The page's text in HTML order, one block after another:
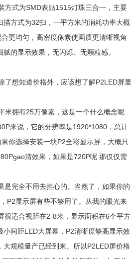
方式为SMD表贴1515灯珠三合一，主要
描方式为32扫，一平方米的消耗功率大概
更均匀，高密度像素使画质更清晰视角
的显示效果，无闪烁、无颗粒感。
了想知道价格外，应该想了解P2LED屏显
米拥有25万像素，这是一个什么概念呢
来说，它的分辨率是1920*1080，总计
你选择安装一块P2全彩显示屏，大概只
清效果，如果是720P呢 那仅仅需
是完全不用去担心的。当然了，如果你的
P2显示屏有些不够用了。从我的眼光来
很适合视距在2-8米，显示面积在6个平方
小间距LED大屏幕，P2清晰度够高显示效
大规模量产已经到来。所以P2LED屏价格